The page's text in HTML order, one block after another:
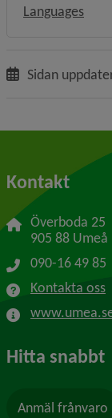
Languages
Sidan
Kontakt
Överboda 25
905 88 Umeå
090-16 49 85
Kontakta oss
Hitta snabbt
Anmäl frånvaro